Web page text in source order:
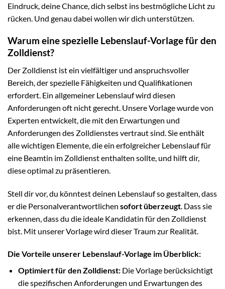
Eindruck, deine Chance, dich selbst ins bestmögliche Licht zu
rücken. Und genau dabei wollen wir dich unterstützen.
Warum eine spezielle Lebenslauf-Vorlage für den
Zolldienst?
Der Zolldienst ist ein vielfältiger und anspruchsvoller
Bereich, der spezielle Fähigkeiten und Qualifikationen
erfordert. Ein allgemeiner Lebenslauf wird diesen
Anforderungen oft nicht gerecht. Unsere Vorlage wurde von
Experten entwickelt, die mit den Erwartungen und
Anforderungen des Zolldienstes vertraut sind. Sie enthält
alle wichtigen Elemente, die ein erfolgreicher Lebenslauf für
eine Beamtin im Zolldienst enthalten sollte, und hilft dir,
diese optimal zu präsentieren.
Stell dir vor, du könntest deinen Lebenslauf so gestalten, dass
er die Personalverantwortlichen sofort überzeugt . Dass sie
erkennen, dass du die ideale Kandidatin für den Zolldienst
bist. Mit unserer Vorlage wird dieser Traum zur Realität.
Die Vorteile unserer Lebenslauf-Vorlage im Überblick:
Optimiert für den Zolldienst:Die Vorlage berücksichtigt
die spezifischen Anforderungen und Erwartungen des